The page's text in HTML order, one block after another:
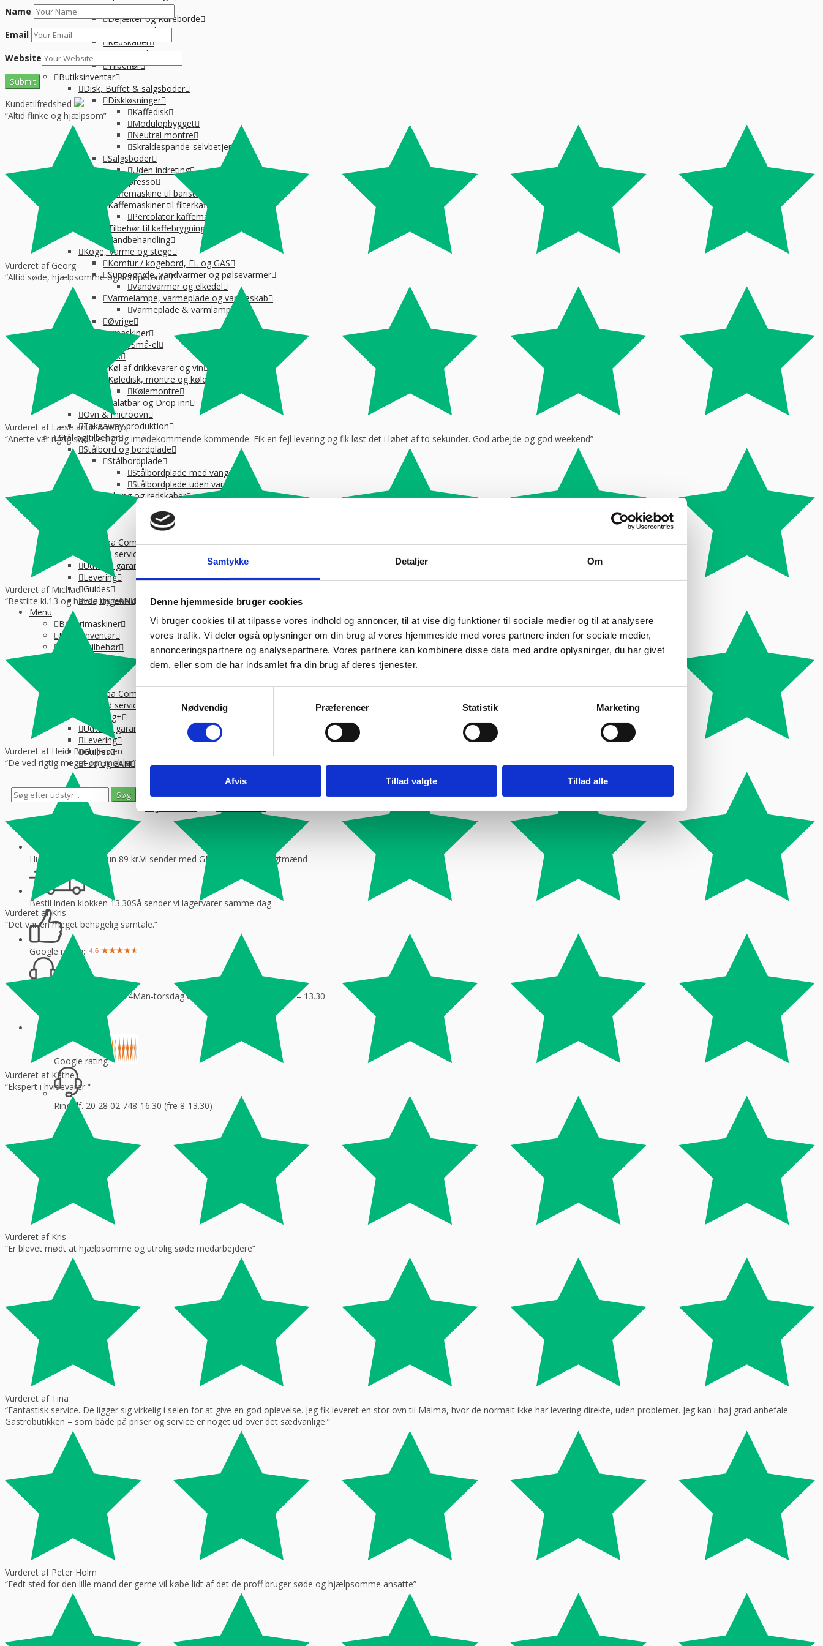
Samtykke Detaljer Om
Denne hjemmeside bruger cookies
Vi bruger cookies til at tilpasse vores indhold og annoncer, til at vise dig funktioner til sociale medier og til at analysere
vores trafik. Vi deler også oplysninger om din brug af vores hjemmeside med vores partnere inden for sociale medier,
annonceringspartnere og analysepartnere. Vores partnere kan kombinere disse data med andre oplysninger, du har givet
dem, eller som de har indsamlet fra din brug af deres tjenester.
Samtykkevalg
Nødvendig
Præferencer Statistik Marketing
Afvis Tillad valgte Tillad alle
Pizzaudstyr
Dejælter og Rulleborde
Dejælter
Redskaber
Dejkasser
Tilbehør
Butiksinventar
Disk, Buffet & salgsboder
Diskløsninger
Kaffedisk
Modulopbygget
Neutral montre
Skraldespande-selvbetjening
Salgsboder
Uden indreting
Kaffe og Espresso
Kaffemaskine til baristakaffe
Kaffemaskiner til filterkaffe
Percolator kaffemaskine
Tilbehør til kaffebrygning
Vandbehandling
Koge, Varme og stege
Komfur / kogebord, EL og GAS
Suppegryde, vandvarmer og pølsevarmer
Vandvarmer og elkedel
Varmelampe, varmeplade og varmeskab
Varmeplade & varmlampe
Øvrige
Køkkenmaskiner
Øvrig Små-el
Køl / Frys
Køl af drikkevarer og vin
Køledisk, montre og kølereol
Kølemontre
Salatbar og Drop inn
Ovn & microovn
Takeaway produktion
Stål og tilbehør
Stålbord og bordplade
Stålbordplade
Stålbordplade med vanger
Stålbordplade uden vanger
Tilberedning og redskaber
Om Kpa Company
Tilmeld service
Udvidet garanti
Levering
Guides
Faq og EAN
Menu
Bagerimaskiner
Butiksinventar
Stål og tilbehør
Langtidsleje
Om Kpa Company
Tilmeld service
Catering+
Udvidet garanti
Levering
Guides
Faq og EAN
0
0
Hurtig levering fra kun 89 kr.Vi sender med GLS og Danske fragtmænd
Bestil inden klokken 13.30Så sender vi lagervarer samme dag
Google rating:
Kundeservice: 20 28 02 74Man-torsdag 08:30 – 16.00, fredag 08:30 – 13.30
Google rating
Ring tlf. 20 28 02 748-16.30 (fre 8-13.30)
Name
Email
Website
Kundetilfredshed
“Altid flinke og hjælpsom”
Vurderet af Georg
“Altid søde, hjælpsomme og kompetente !”
Vurderet af Læse antik & retro
“Anette var rigtig sød, venlig og imødekommende kommende. Fik en fejl levering og fik løst det i løbet af to sekunder. God arbejde og god weekend”
Vurderet af Michael
“Bestilte kl.13 og havde tingene dagen efter kl.10. God service ☺”
Vurderet af Heidi Buch Jensen
“De ved rigtig meget om møbler”
Vurderet af Kris
“Det var en meget behagelig samtale.”
Vurderet af Käthe
“Ekspert i hvidevarer “
Vurderet af Kris
“Er blevet mødt at hjælpsomme og utrolig søde medarbejdere”
Vurderet af Tina
“Fantastisk service. De ligger sig virkelig i selen for at give en god oplevelse. Jeg fik leveret en stor ovn til Malmø, hvor de normalt ikke har levering direkte, uden problemer. Jeg kan i høj grad anbefale
Gastrobutikken – som både på priser og service er noget ud over det sædvanlige.”
Vurderet af Peter Holm
“Fedt sted for den lille mand der gerne vil købe lidt af det de proff bruger søde og hjælpsomme ansatte”